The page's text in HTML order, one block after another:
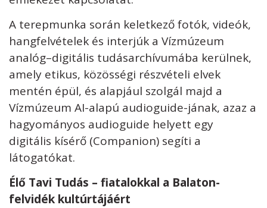
A terepmunka során keletkező fotók, videók,
hangfelvételek és interjúk a Vízmúzeum
analóg–digitális tudásarchívumába kerülnek,
amely etikus, közösségi részvételi elvek
mentén épül, és alapjául szolgál majd a
Vízmúzeum AI-alapú audioguide-jának, azaz a
hagyományos audioguide helyett egy
digitális kísérő (Companion) segíti a
látogatókat.
Élő Tavi Tudás – fiatalokkal a Balaton-
felvidék kultúrtájáért